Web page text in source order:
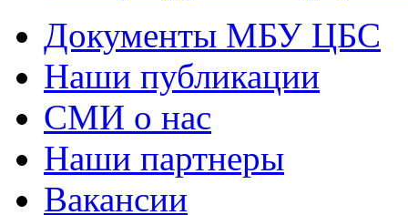
Документы МБУ ЦБС
Наши публикации
СМИ о нас
Наши партнеры
Вакансии